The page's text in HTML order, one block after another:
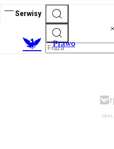
Serwisy
Prawo